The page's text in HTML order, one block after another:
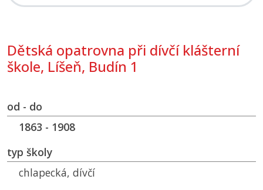
Dětská opatrovna při dívčí klášterní
škole, Líšeň, Budín 1
od - do
1863 - 1908
typ školy
chlapecká, dívčí